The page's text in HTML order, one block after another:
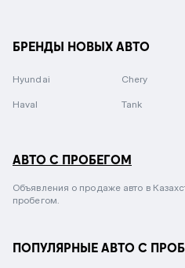
БРЕНДЫ НОВЫХ АВТО
Hyundai Chery
Haval Tank
АВТО С ПРОБЕГОМ
Объявления о продаже авто в
пробегом.
ПОПУЛЯРНЫЕ АВТО С